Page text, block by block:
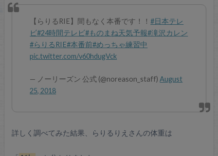
【らりるRIE】間もなく本番です！！#日本テレ
ビ#24時間テレビ#ものまね天気予報#滝沢カレン
#らりるRIE#本番前#めっちゃ練習中
pic.twitter.com/v60hdugVck
— ノーリーズン 公式 (@noreason_staff)August
25, 2018
詳しく調べてみた結果、らりるりえさんの体重は